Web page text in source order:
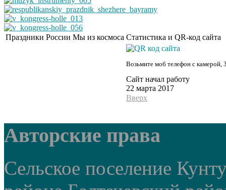
Праздники России Мы из космоса Статистика и QR-код сайта
Возьмите моб телефон с камерой,
Сайт начал работу
22 марта 2017
Вверх
Авторские права
Сельское поселение